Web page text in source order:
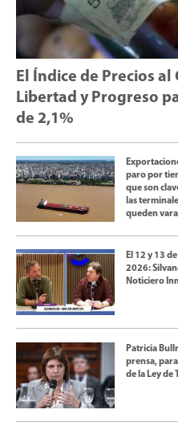
El Índice de Precios
Libertad y Progreso
de 2,1%
paro por
que son
las
queden
El 12 y 13
2026:
Noticiero
Patricia
prensa,
de la Ley de